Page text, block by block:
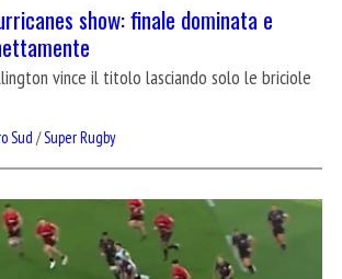
show: finale dominata e
vince il titolo lasciando solo le briciole
Sud /Super Rugby